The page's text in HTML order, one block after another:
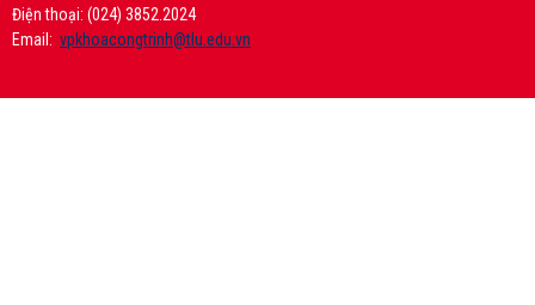
Điện thoại: (024) 3852.2024
Email: vpkhoacongtrinh@tlu.edu.vn